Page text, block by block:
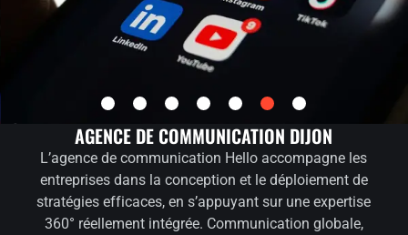
RÉSEAUX SOCIAUX
DÉCOUVRIR
AGENCE DE COMMUNICATION DIJON
L’agence de communication Hello accompagne les
entreprises dans la conception et le déploiement de
stratégies efficaces, en s’appuyant sur une expertise
360° réellement intégrée. Communication globale,